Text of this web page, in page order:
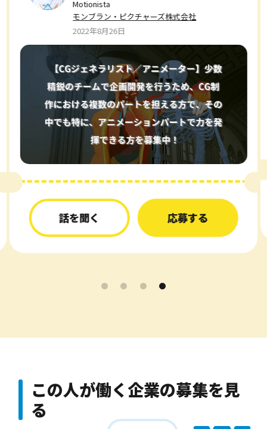
モンブラン・ピクチャーズ株式会社
2022年8月26日
話を聞く 応募する
この人が働く企業の募集を見
る